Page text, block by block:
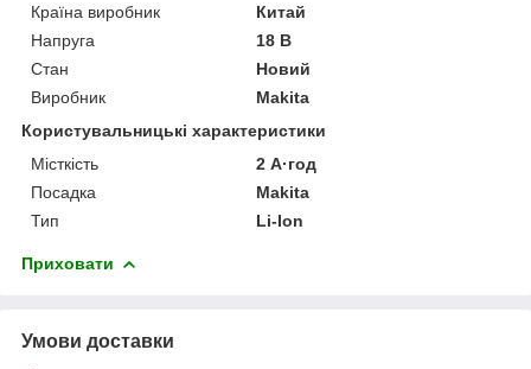
Країна виробник
Китай
Напруга
18 В
Стан
Новий
Виробник
Makita
Користувальницькі характеристики
Місткість
2 А·год
Посадка
Makita
Тип
Li-Ion
Приховати
Умови доставки